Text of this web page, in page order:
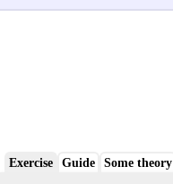
Exercise Guide Some theory